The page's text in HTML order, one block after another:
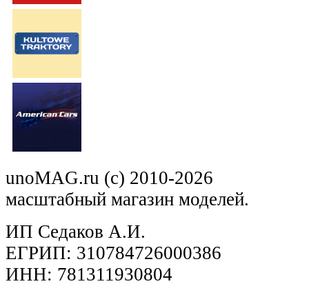
unoMAG.ru (c) 2010-2026
масштабный магазин моделей.
ИП Седаков А.И.
ЕГРИП: 310784726000386
ИНН: 781311930804